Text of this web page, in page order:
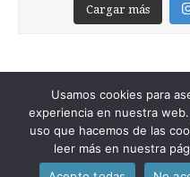
Cargar más
Copyright © 2026
Usamos cookies para
experiencia en nuestra
uso que hacemos de las
leer más en nuestra